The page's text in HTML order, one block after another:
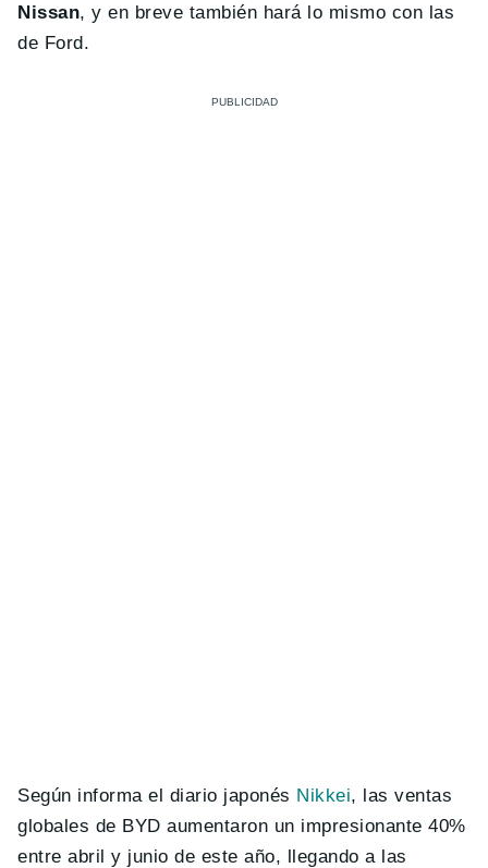
Nissan, y en breve también hará lo mismo con las
de Ford.
Según informa el diario japonés Nikkei, las ventas
globales de BYD aumentaron un impresionante 40%
entre abril y junio de este año, llegando a las